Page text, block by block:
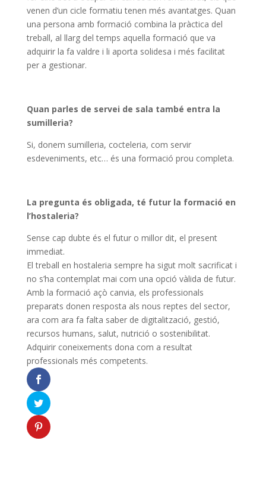
venen d’un cicle formatiu tenen més avantatges. Quan
una persona amb formació combina la pràctica del
treball, al llarg del temps aquella formació que va
adquirir la fa valdre i li aporta solidesa i més facilitat
per a gestionar.
Quan parles de servei de sala també entra la
sumilleria?
Si, donem sumilleria, cocteleria, com servir
esdeveniments, etc… és una formació prou completa.
La pregunta és obligada, té futur la formació en
l’hostaleria?
Sense cap dubte és el futur o millor dit, el present
immediat.
El treball en hostaleria sempre ha sigut molt sacrificat i
no s’ha contemplat mai com una opció vàlida de futur.
Amb la formació açò canvia, els professionals
preparats donen resposta als nous reptes del sector,
ara com ara fa falta saber de digitalització, gestió,
recursos humans, salut, nutrició o sostenibilitat.
Adquirir coneixements dona com a resultat
professionals més competents.